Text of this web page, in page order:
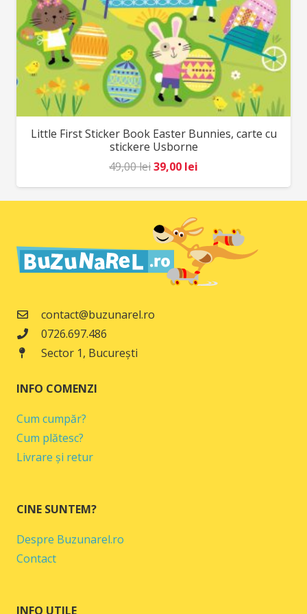
Little First Sticker Book Easter Bunnies, carte cu
stickere Usborne
49,00leiPrețul
inițial
a
fost:
49,00 lei.
39,00 lei
curent
este:
39,00 lei.
contact@buzunarel.ro
0726.697.486
Sector 1, București
INFO COMENZI
Cum cumpăr?
Cum plătesc?
Livrare și retur
CINE SUNTEM?
Despre Buzunarel.ro
Contact
INFO UTILE